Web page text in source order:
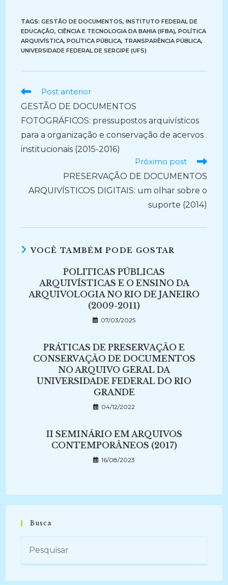
TAGS:GESTÃO DE DOCUMENTOS, INSTITUTO FEDERAL DE
EDUCAÇÃO, CIÊNCIA E TECNOLOGIA DA BAHIA (IFBA), POLÍTICA
ARQUIVÍSTICA, POLÍTICA PÚBLICA, TRANSPARÊNCIA PÚBLICA,
UNIVERSIDADE FEDERAL DE SERGIPE (UFS)
Ler
artigos
Post anterior
GESTÃO DE DOCUMENTOS
FOTOGRÁFICOS: pressupostos arquivísticos
para a organização e conservação de acervos
institucionais (2015-2016)
Próximo post
PRESERVAÇÃO DE DOCUMENTOS
ARQUIVÍSTICOS DIGITAIS: um olhar sobre o
suporte (2014)
VOCÊ TAMBÉM PODE GOSTAR
POLITICAS PÚBLICAS
ARQUIVÍSTICAS E O ENSINO DA
ARQUIVOLOGIA NO RIO DE JANEIRO
(2009-2011)
07/03/2025
PRÁTICAS DE PRESERVAÇÃO E
CONSERVAÇÃO DE DOCUMENTOS
NO ARQUIVO GERAL DA
UNIVERSIDADE FEDERAL DO RIO
GRANDE
04/12/2022
II SEMINÁRIO EM ARQUIVOS
CONTEMPORÂNEOS (2017)
16/08/2023
Busca